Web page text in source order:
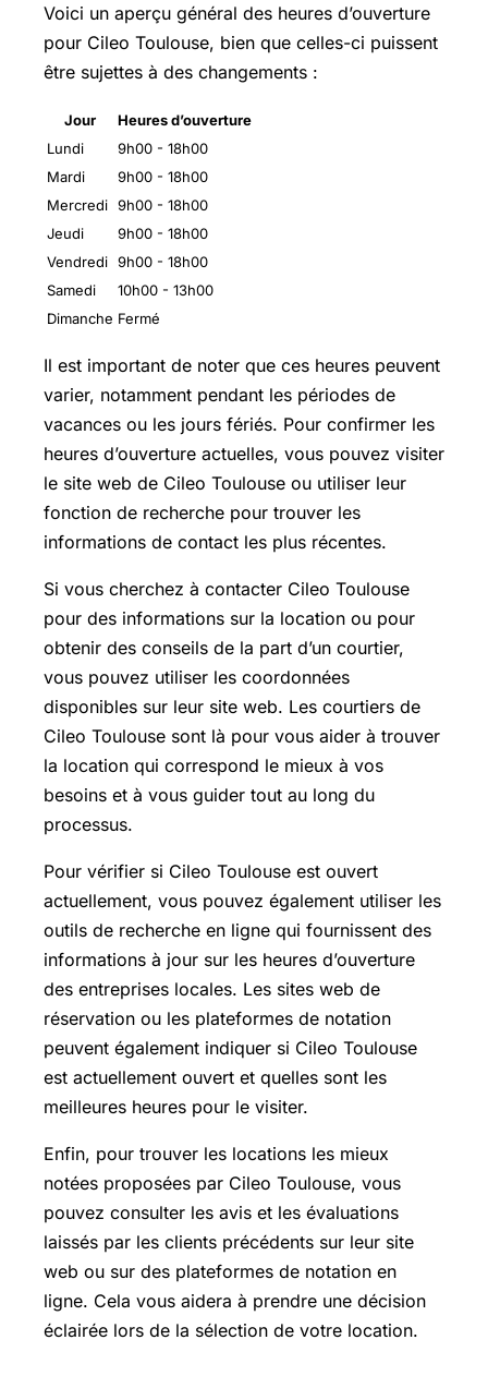
Voici un aperçu général des heures d’ouverture
pour Cileo Toulouse, bien que celles-ci puissent
être sujettes à des changements :
Jour
Heures d’ouverture
Lundi
9h00 - 18h00
Mardi
9h00 - 18h00
Mercredi 9h00 - 18h00
Jeudi
9h00 - 18h00
Vendredi 9h00 - 18h00
Samedi
10h00 - 13h00
Dimanche Fermé
Il est important de noter que ces heures peuvent
varier, notamment pendant les périodes de
vacances ou les jours fériés. Pour confirmer les
heures d’ouverture actuelles, vous pouvez visiter
le site web de Cileo Toulouse ou utiliser leur
fonction de recherche pour trouver les
informations de contact les plus récentes.
Si vous cherchez à contacter Cileo Toulouse
pour des informations sur la location ou pour
obtenir des conseils de la part d’un courtier,
vous pouvez utiliser les coordonnées
disponibles sur leur site web. Les courtiers de
Cileo Toulouse sont là pour vous aider à trouver
la location qui correspond le mieux à vos
besoins et à vous guider tout au long du
processus.
Pour vérifier si Cileo Toulouse est ouvert
actuellement, vous pouvez également utiliser les
outils de recherche en ligne qui fournissent des
informations à jour sur les heures d’ouverture
des entreprises locales. Les sites web de
réservation ou les plateformes de notation
peuvent également indiquer si Cileo Toulouse
est actuellement ouvert et quelles sont les
meilleures heures pour le visiter.
Enfin, pour trouver les locations les mieux
notées proposées par Cileo Toulouse, vous
pouvez consulter les avis et les évaluations
laissés par les clients précédents sur leur site
web ou sur des plateformes de notation en
ligne. Cela vous aidera à prendre une décision
éclairée lors de la sélection de votre location.